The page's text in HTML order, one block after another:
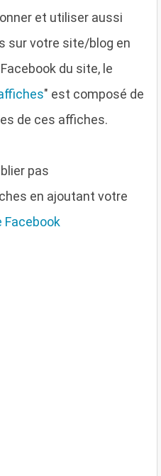
et utiliser aussi
sur votre site/blog en
du site, le
" est composé de
de ces affiches.
pas
en ajoutant votre
Facebook